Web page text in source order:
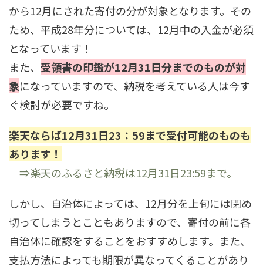
から12月にされた寄付の分が対象となります。その
ため、平成28年分については、12月中の入金が必須
となっています！
また、 受領書の印鑑が12月31日分までのものが対
象になっていますので、納税を考えている人は今す
ぐ検討が必要ですね。
楽天ならば12月31日23：59まで受付可能のものも
あります！
⇒楽天のふるさと納税は12月31日23:59まで。
しかし、自治体によっては、12月分を上旬には閉め
切ってしまうとこともありますので、寄付の前に各
自治体に確認をすることをおすすめします。また、
支払方法によっても期限が異なってくることがあり